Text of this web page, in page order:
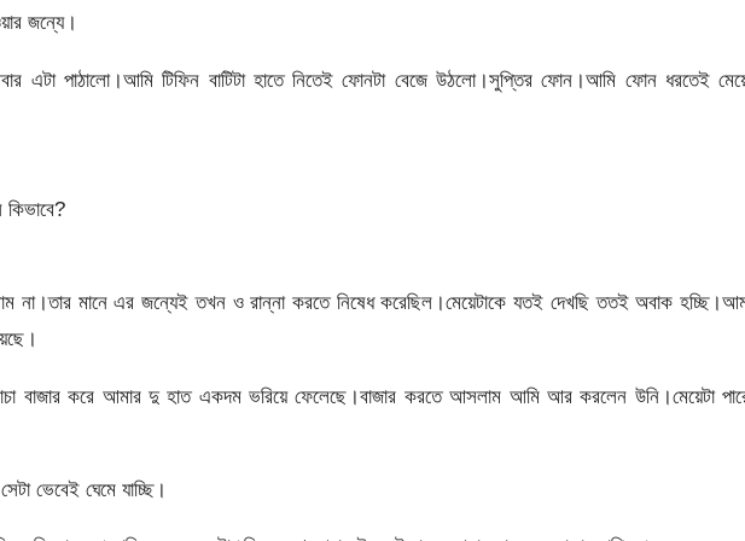
জন্যে।
এটা পাঠালো।আমি টিফিন বাটিটা হাতে নিতেই ফোনটা বেজে উঠলো।সুপ্তির ফোন।আমি ফোন ধরতেই
না।তার মানে এর জন্যেই তখন ও রান্না করতে নিষেধ করেছিল।মেয়েটাকে যতই দেখছি ততই অবাক
বাজার করে আমার দু হাত একদম ভরিয়ে ফেলেছে।বাজার করতে আসলাম আমি আর করলেন উনি।মেয়েটা
ভেবেই ঘেমে যাচ্ছি।